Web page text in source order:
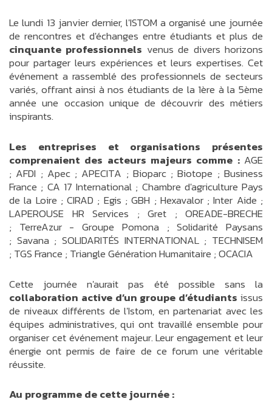
Le lundi 13 janvier dernier, l'ISTOM a organisé une journée
de rencontres et d'échanges entre étudiants et plus de
cinquante professionnels venus de divers horizons
pour partager leurs expériences et leurs expertises. Cet
événement a rassemblé des professionnels de secteurs
variés, offrant ainsi à nos étudiants de la 1ère à la 5ème
année une occasion unique de découvrir des métiers
inspirants.
Les entreprises et organisations présentes
comprenaient des acteurs majeurs comme :AGE
; AFDI ; Apec ; APECITA ; Bioparc ; Biotope ; Business
France ; CA 17 International ; Chambre d'agriculture Pays
de la Loire ; CIRAD ; Egis ; GBH ; Hexavalor ; Inter Aide ;
LAPEROUSE HR Services ; Gret ; OREADE-BRECHE
; TerreAzur - Groupe Pomona ; Solidarité Paysans
; Savana ; SOLIDARITÉS INTERNATIONAL ; TECHNISEM
; TGS France ; Triangle Génération Humanitaire ; OCACIA
Cette journée n'aurait pas été possible sans la
collaboration active d’un groupe d’étudiants issus
de niveaux différents de l'Istom, en partenariat avec les
équipes administratives, qui ont travaillé ensemble pour
organiser cet événement majeur. Leur engagement et leur
énergie ont permis de faire de ce forum une véritable
réussite.
Au programme de cette journée :